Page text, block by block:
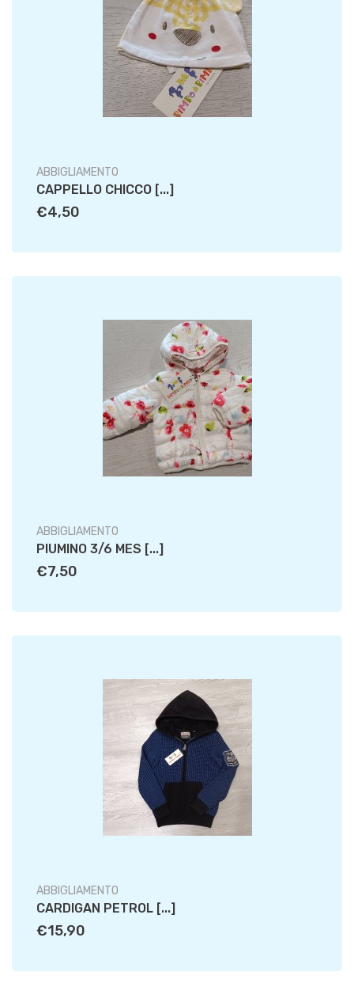
ABBIGLIAMENTO
CAPPELLO CHICCO [...]
€4,50
ABBIGLIAMENTO
PIUMINO 3/6 MES [...]
€7,50
ABBIGLIAMENTO
CARDIGAN PETROL [...]
€15,90